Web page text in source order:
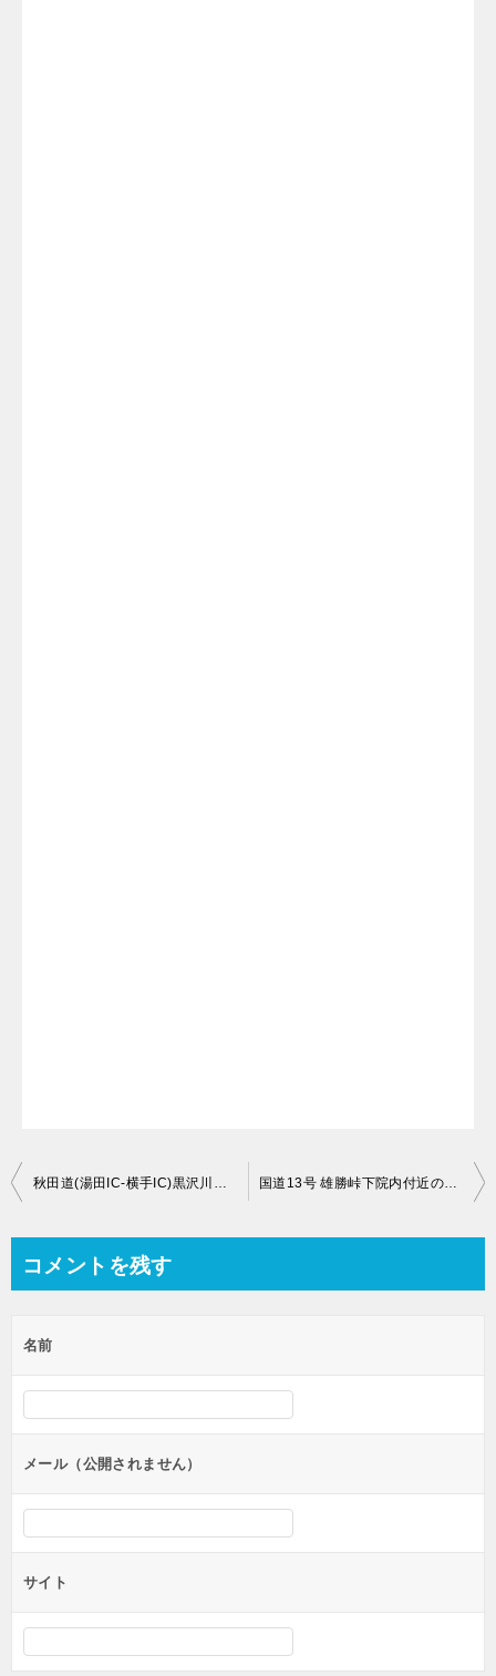
投
ビ
ー
シ
ン
秋田道(湯田IC-横手IC)黒沢川橋付近のライブカメラ【秋田県横手市山内黒沢】 国道13号 雄勝峠下院内付近のライブカメラ【秋田県湯沢市下院内柳原】
コメントを残す
名前
メール（公開されません）
サイト